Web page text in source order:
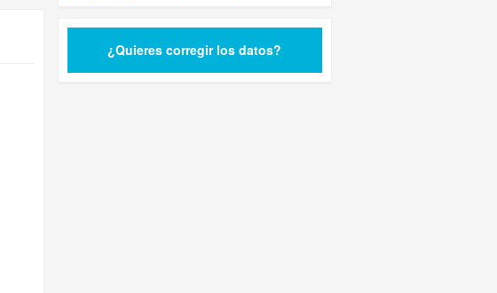
¿Quieres corregir los datos?